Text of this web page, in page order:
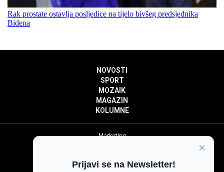
Rak prostate ostavlja posljedice na tijelo bivšeg predsjednika
Bidena
NOVOSTI
SPORT
MOZAIK
MAGAZIN
KOLUMNE
Marketing
Impressum
×
Prijavi se na Newsletter!